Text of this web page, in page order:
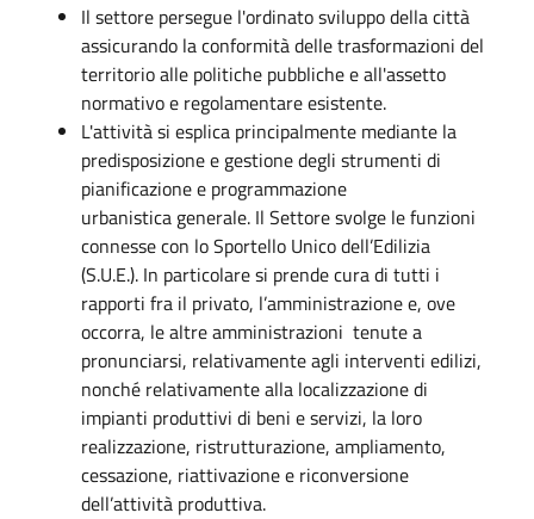
​Il settore persegue l'ordinato sviluppo della città
assicurando la conformità delle trasformazioni del
territorio alle politiche pubbliche e all'assetto
normativo e regolamentare esistente.
L'attività si esplica principalmente mediante la
predisposizione e gestione degli strumenti di
pianificazione e programmazione
urbanistica generale. ​​​​Il Settore svolge le funzioni
connesse con lo Sportello Unico dell’Edilizia
(S.U.E.). In particolare si prende cura di tutti i
rapporti fra il privato, l’amministrazione e, ove
occorra, le altre amministrazioni tenute a
pronunciarsi, relativamente agli interventi edilizi,
nonché​ relativamente alla localizzazione di​
impianti produttivi di beni e servizi, la loro
realizzazione, ristrutturazione, ampliamento,
cessazione, riattivazione e riconversione
dell’attività produttiva.